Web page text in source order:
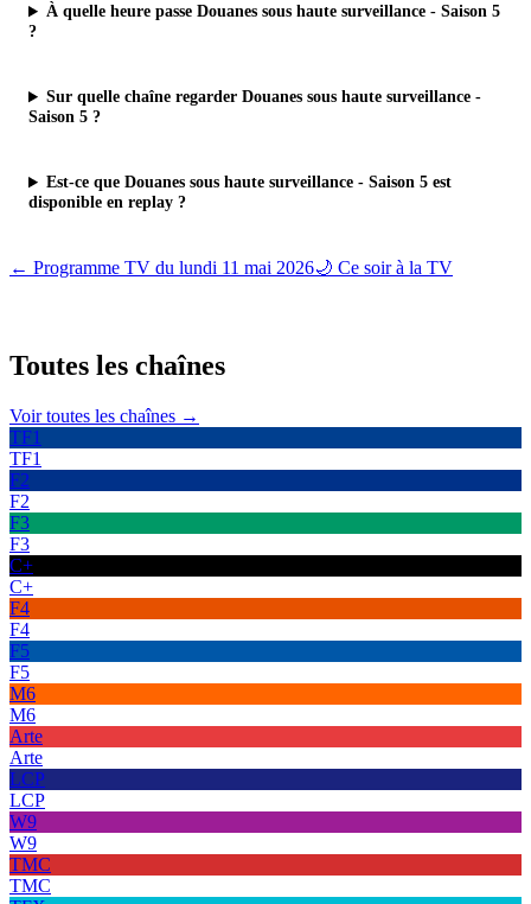
À quelle heure passe Douanes sous haute surveillance - Saison 5
?
Sur quelle chaîne regarder Douanes sous haute surveillance -
Saison 5 ?
Est-ce que Douanes sous haute surveillance - Saison 5 est
disponible en replay ?
← Programme TV du lundi 11 mai 2026🌙 Ce soir à la TV
Toutes les chaînes
Voir toutes les chaînes →
TF1
TF1
F2
F2
F3
F3
C+
C+
F4
F4
F5
F5
M6
M6
Arte
Arte
LCP
LCP
W9
W9
TMC
TMC